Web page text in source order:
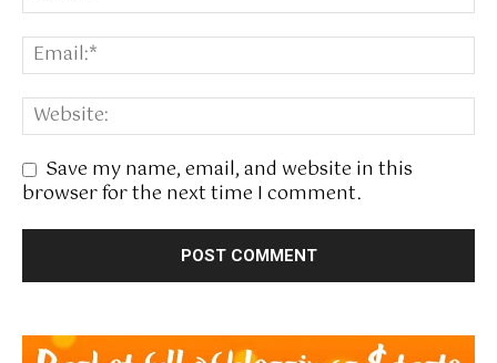
Save my name, email, and website in this
browser for the next time I comment.